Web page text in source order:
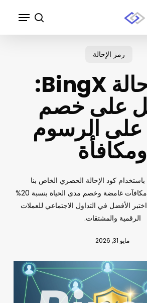
search
Menu
رمز الإحالة
كود إحالة BingX:
على خصم
على الرسوم
ومكافأة
انضم إلى BingX باستخدام كود الإحالة الحصري الخاص بنا
(P0WG2YUG) لفتح مكافآت غامضة وخصم مدى الحياة بنسبة 20%
الأفضل في التداول الاجتماعي للعملات
الرقمية والمشتقات.
مايو 31, 2026